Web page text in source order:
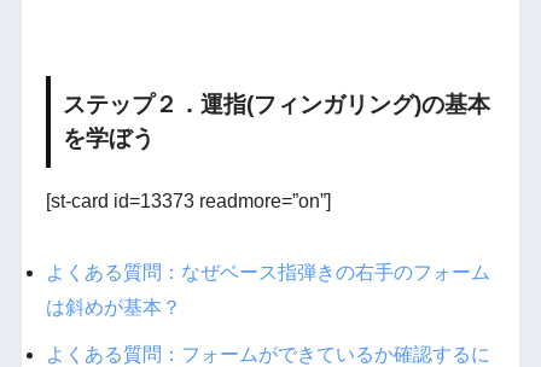
ステップ２．運指(フィンガリング)の基本
を学ぼう
[st-card id=13373 readmore=”on”]
よくある質問：なぜベース指弾きの右手のフォーム
は斜めが基本？
よくある質問：フォームができているか確認するに